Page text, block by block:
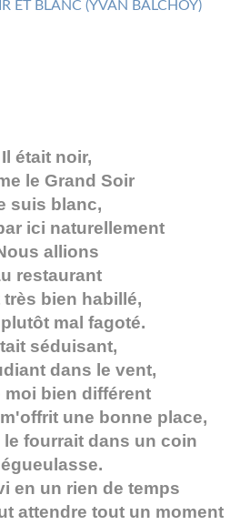
Il était noir,
le Grand Soir
suis blanc,
ici naturellement
allions
restaurant
très bien habillé,
mal fagoté.
séduisant,
dans le vent,
moi bien différent
une bonne place,
fourrait dans un coin
en un rien de temps
attendre tout un moment